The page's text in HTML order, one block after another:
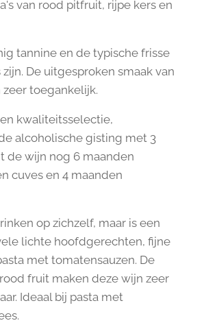
van rood pitfruit, rijpe kers en
tannine en de typische frisse
De uitgesproken smaak van
toegankelijk.
kwaliteitsselectie,
alcoholische gisting met 3
de wijn nog 6 maanden
cuves en 4 maanden
op zichzelf, maar is een
lichte hoofdgerechten, fijne
met tomatensauzen. De
fruit maken deze wijn zeer
Ideaal bij pasta met